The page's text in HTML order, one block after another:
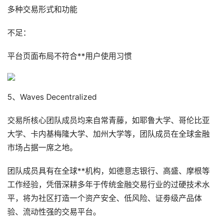
多种交易形式和功能
不足：
平台页面布局不符合**用户使用习惯
5、Waves Decentralized
交易所核心团队成员均来自常青藤，如耶鲁大学、哥伦比亚
大学、卡内基梅隆大学、加州大学等，团队成员在全球金融
市场占据一席之地。
团队成员具有在全球**机构，如德意志银行、高盛、摩根等
工作经验，凭借深耕多年于传统金融交易行业的过硬技术水
平，将为社区打造一个资产安全、低风险、证劵级产品体
验、流动性强的交易平台。